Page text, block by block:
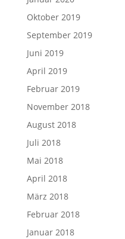
Oktober 2019
September 2019
Juni 2019
April 2019
Februar 2019
November 2018
August 2018
Juli 2018
Mai 2018
April 2018
März 2018
Februar 2018
Januar 2018